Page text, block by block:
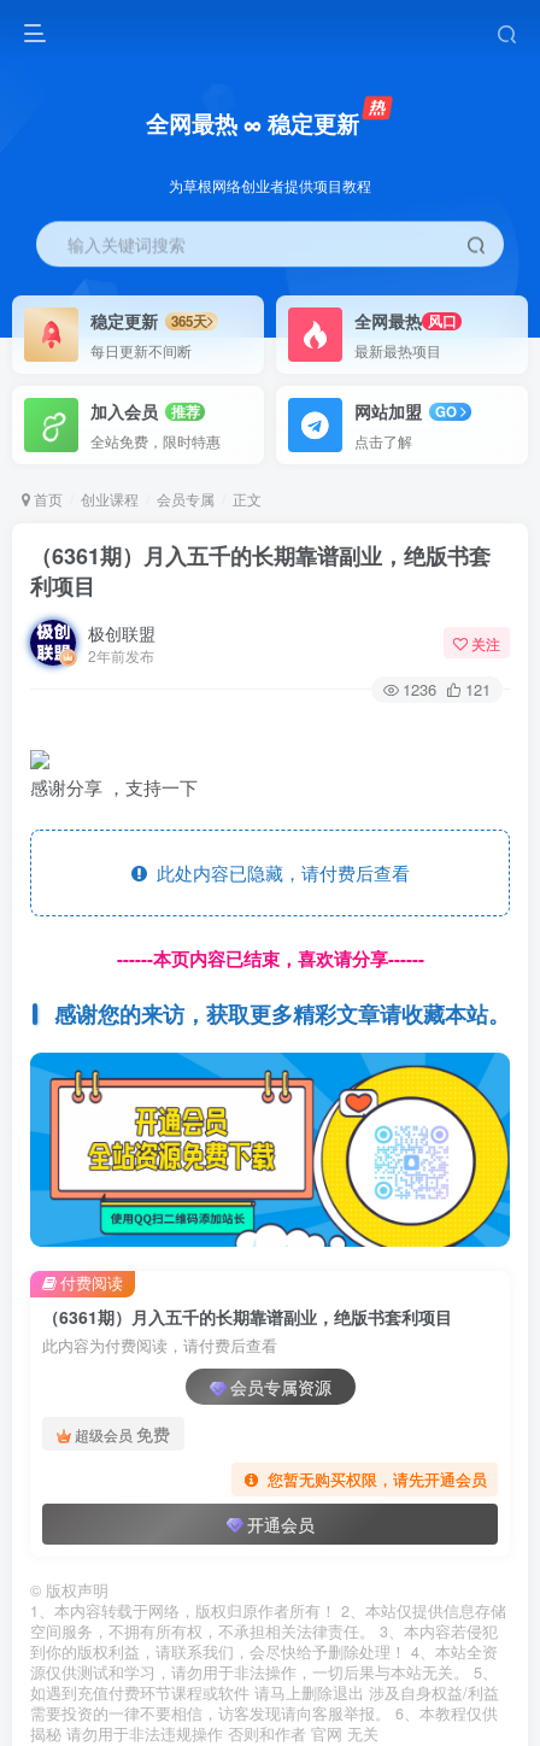
全网最热 ∞ 稳定更新
为草根网络创业者提供项目教程
输入关键词搜索
稳定更新
365天
每日更新不间断
全网最热 风口
最新最热项目
加入会员
推荐
全站免费，限时特惠
网站加盟
GO
点击了解
首页 创业课程 会员专属 正文
（6361期）月入五千的长期靠谱副业，绝版书套
利项目
极创联盟
2年前发布
关注
1236 121
感谢分享 ，支持一下
此处内容已隐藏，请付费后查看
------本页内容已结束，喜欢请分享------
感谢您的来访，获取更多精彩文章请收藏本站。
（6361期）月入五千的长期靠谱副业，绝版书套利项目
此内容为付费阅读，请付费后查看
会员专属资源
超级会员 免费
您暂无购买权限，请先开通会员
开通会员
付费阅读
© 版权声明
1、本内容转载于网络，版权归原作者所有！ 2、本站仅提供信息存储
空间服务，不拥有所有权，不承担相关法律责任。 3、本内容若侵犯
到你的版权利益，请联系我们，会尽快给予删除处理！ 4、本站全资
源仅供测试和学习，请勿用于非法操作，一切后果与本站无关。 5、
如遇到充值付费环节课程或软件 请马上删除退出 涉及自身权益/利益
需要投资的一律不要相信，访客发现请向客服举报。 6、本教程仅供
揭秘 请勿用于非法违规操作 否则和作者 官网 无关